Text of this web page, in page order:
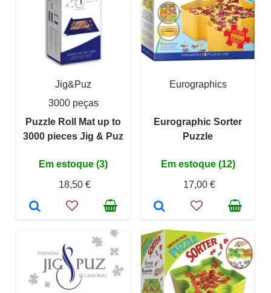
Jig&Puz
3000 peças
Puzzle Roll Mat up to
3000 pieces Jig & Puz
Em estoque (3)
18,50 €
Eurographics
Eurographic Sorter
Puzzle
Em estoque (12)
17,00 €